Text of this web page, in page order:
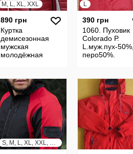
M, L, XL, XXL
890 грн
Куртка
демисезонная
мужская
молодёжная
L
390 грн
1060. Пуховик
Colorado Р.
L.муж.пух-50%,
перо50%.
S, M, L, XL, XXL, XXXL